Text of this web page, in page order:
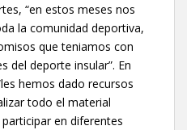
“en estos meses nos
la comunidad deportiva,
que teniamos con
del deporte insular”. En
hemos dado recursos
todo el material
en diferentes